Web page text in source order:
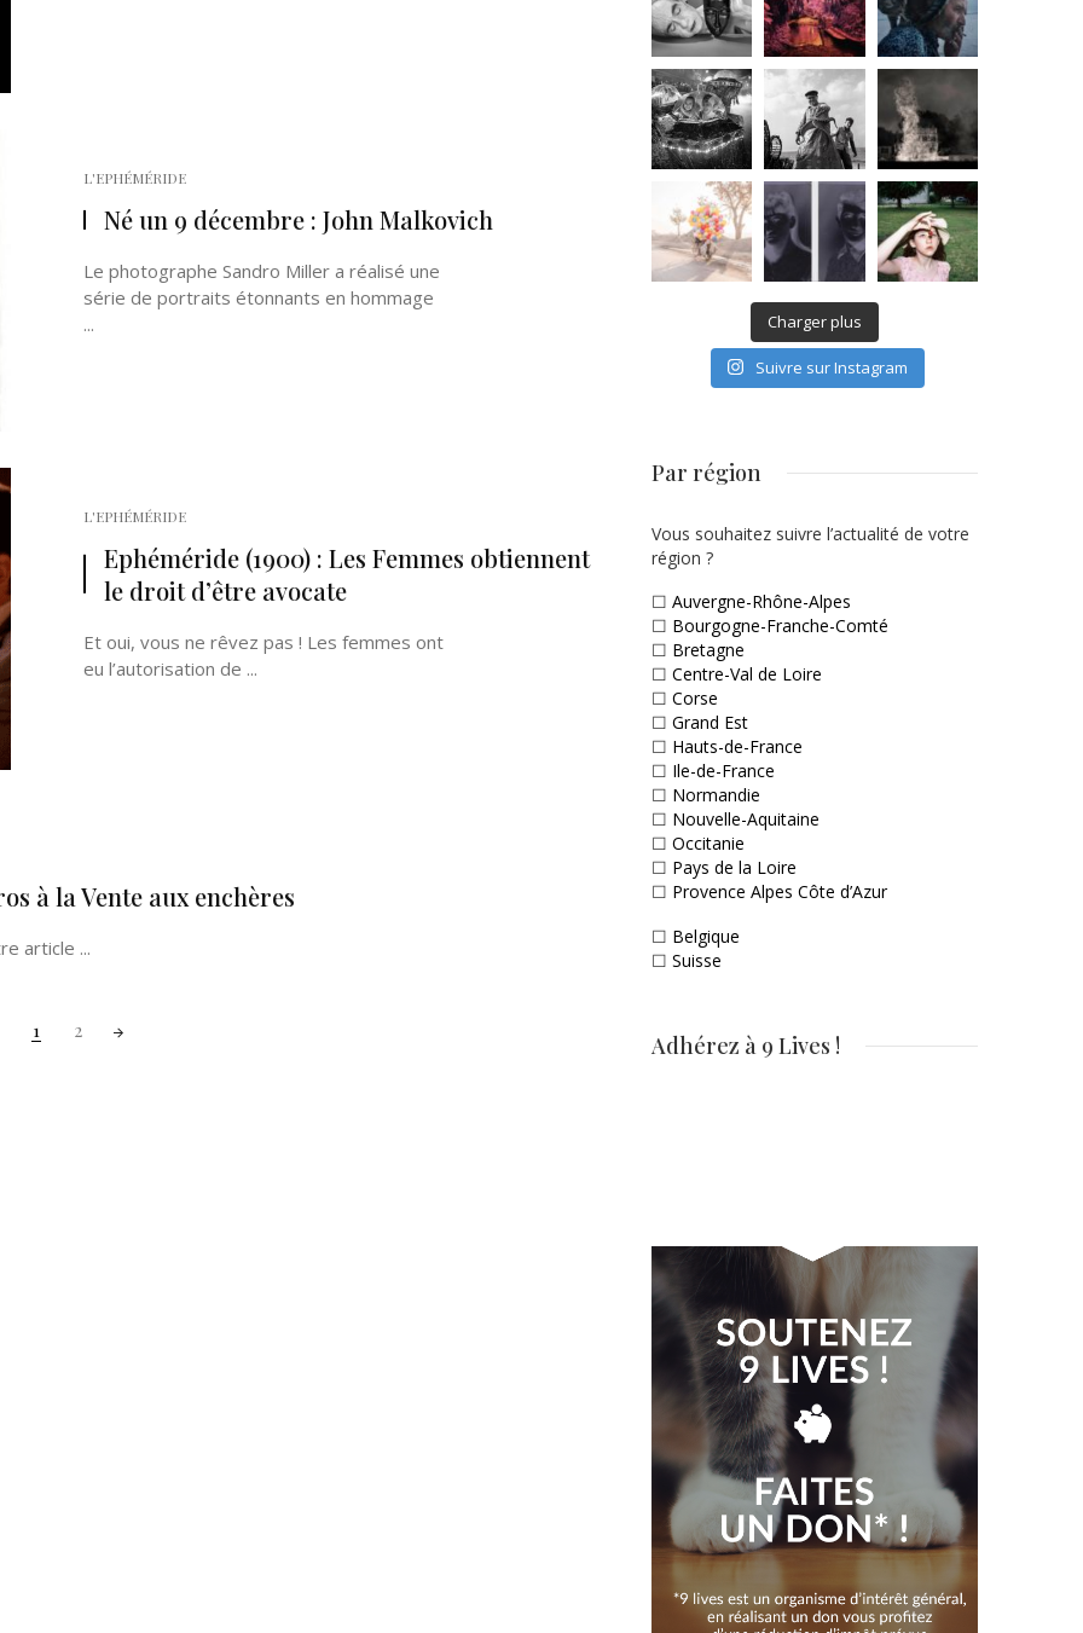
L'EPHÉMÉRIDE
Né un 9 décembre : John Malkovich
Le photographe Sandro Miller a réalisé une
série de portraits étonnants en hommage
...
L'EPHÉMÉRIDE
Ephéméride (1900) : Les Femmes obtiennent
le droit d’être avocate
Et oui, vous ne rêvez pas ! Les femmes ont
eu l’autorisation de ...
à la Vente aux enchères
article ...
1 2
Charger plus
Suivre sur Instagram
Par région
Vous souhaitez suivre l’actualité de votre
région ?
☐ Auvergne-Rhône-Alpes
☐ Bourgogne-Franche-Comté
☐ Bretagne
☐ Centre-Val de Loire
☐ Corse
☐ Grand Est
☐ Hauts-de-France
☐ Ile-de-France
☐ Normandie
☐ Nouvelle-Aquitaine
☐ Occitanie
☐ Pays de la Loire
☐ Provence Alpes Côte d’Azur
☐ Belgique
☐ Suisse
Adhérez à 9 Lives !